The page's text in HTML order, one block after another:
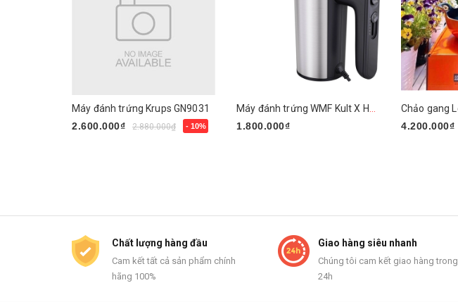
Máy đánh trứng Krups GN9031
2.600.000₫
2.880.000₫ - 10%
1.800.000₫
4.200.000₫
Chất lượng hàng đầu
Cam kết tất cả sản phẩm chính
hãng 100%
Giao hàng siêu nhanh
Chúng tôi cam kết giao hàng trong
24h